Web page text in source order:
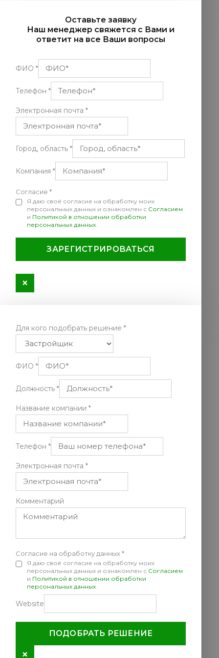
Оставьте заявку
Наш менеджер свяжется с Вами и
ответит на все Ваши вопросы
ФИО *
Телефон *
Электронная почта *
Город, область *
Компания *
Согласие *
Я даю своё согласие на обработку моих
персональных данных и ознакомлен с Согласием
и Политикой в отношении обработки
персональных данных
ЗАРЕГИСТРИРОВАТЬСЯ
×
Для кого подобрать решение *
ФИО *
Должность *
Название компании *
Телефон *
Электронная почта *
Комментарий
Согласие на обработку данных *
Я даю своё согласие на обработку моих
персональных данных и ознакомлен с Согласием
и Политикой в отношении обработки
персональных данных
Website
ПОДОБРАТЬ РЕШЕНИЕ
×